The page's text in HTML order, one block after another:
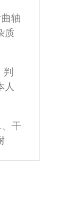
起
酸
的轴
质
、
体
，
用
现
人
头
干